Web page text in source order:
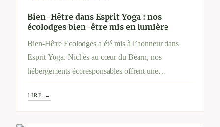
Bien-Hêtre dans Esprit Yoga : nos
écolodges bien-être mis en lumière
Bien-Hêtre Ecolodges a été mis à l’honneur dans
Esprit Yoga. Nichés au cœur du Béarn, nos
hébergements écoresponsables offrent une
parenthèse de sérénité avec soins holistiques, jacuzzi
privatif et immersion nature pour un séjour bien-être
unique.
LIRE →